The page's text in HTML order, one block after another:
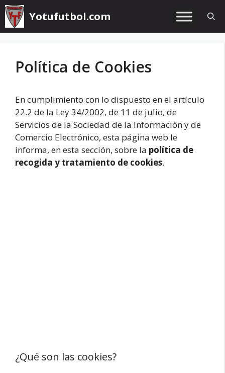
Saltar
al
contenido
Yotufutbol.com
Política de Cookies
En cumplimiento con lo dispuesto en el artículo
22.2 de la Ley 34/2002, de 11 de julio, de
Servicios de la Sociedad de la Información y de
Comercio Electrónico, esta página web le
informa, en esta sección, sobre la política de
recogida y tratamiento de cookies.
¿Qué son las cookies?